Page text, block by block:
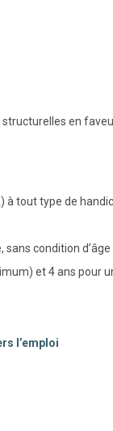
en
à tout type de
condition d’âge
et 4 ans pour
l’emploi